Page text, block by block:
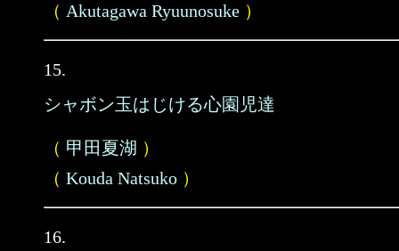
（ Akutagawa Ryuunosuke ）
15.
シャボン玉はじける心園児達
（ 甲田夏湖 ）
（ Kouda Natsuko ）
16.